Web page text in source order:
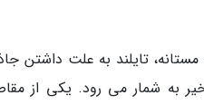
تایلند به علت داشتن
به شمار می رود. یکی از